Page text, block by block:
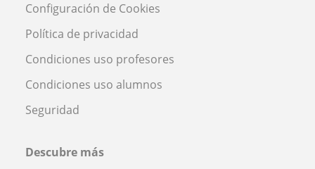
Configuración de Cookies
Política de privacidad
Condiciones uso profesores
Condiciones uso alumnos
Seguridad
Descubre más